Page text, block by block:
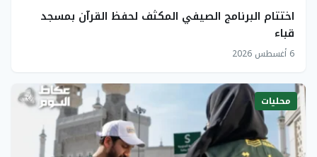
اختتام البرنامج الصيفي المكثف لحفظ القرآن بمسجد
قباء
6 أغسطس 2026
محليات